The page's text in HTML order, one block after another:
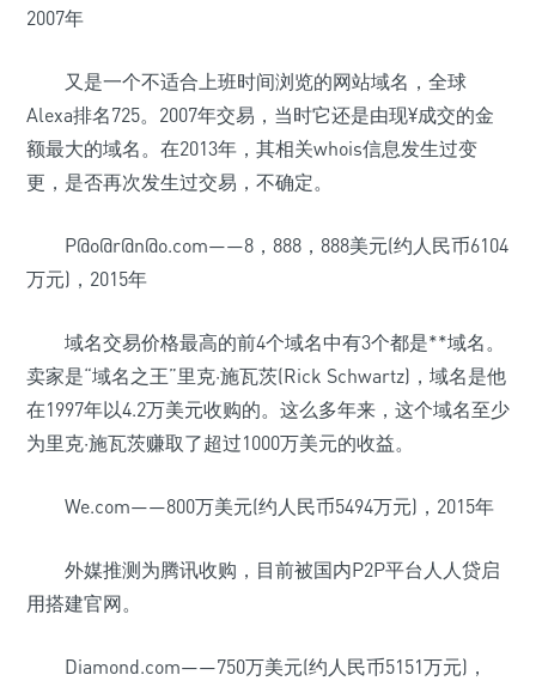
2007年
又是一个不适合上班时间浏览的网站域名，全球
Alexa排名725。2007年交易，当时它还是由现¥成交的金
额最大的域名。在2013年，其相关whois信息发生过变
更，是否再次发生过交易，不确定。
P@o@r@n@o.com——8，888，888美元(约人民币6104
万元)，2015年
域名交易价格最高的前4个域名中有3个都是**域名。
卖家是“域名之王”里克·施瓦茨(Rick Schwartz)，域名是他
在1997年以4.2万美元收购的。这么多年来，这个域名至少
为里克·施瓦茨赚取了超过1000万美元的收益。
We.com——800万美元(约人民币5494万元)，2015年
外媒推测为腾讯收购，目前被国内P2P平台人人贷启
用搭建官网。
Diamond.com——750万美元(约人民币5151万元)，